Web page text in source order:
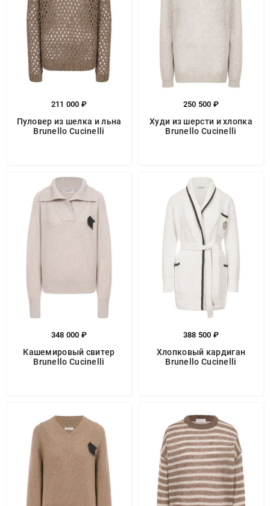
211 000 ₽
Пуловер из шелка и льна
Brunello Cucinelli
250 500 ₽
Худи из шерсти и хлопка
Brunello Cucinelli
348 000 ₽
Кашемировый свитер
Brunello Cucinelli
388 500 ₽
Хлопковый кардиган
Brunello Cucinelli